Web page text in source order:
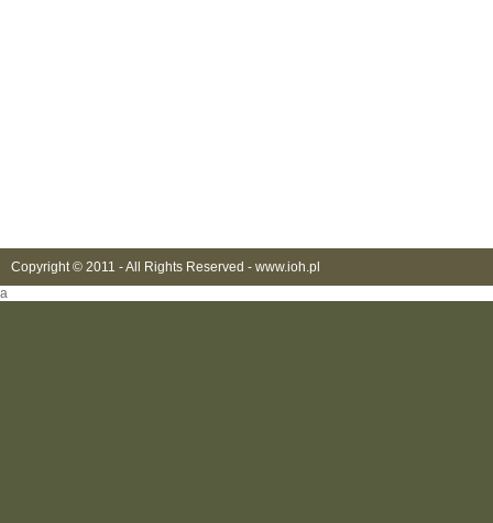
Copyright © 2011 - All Rights Reserved - www.ioh.pl
a